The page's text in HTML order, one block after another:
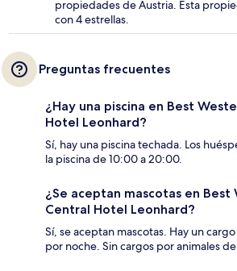
propiedades de Austria. Esta
con 4 estrellas.
Preguntas frecuentes
¿Hay una piscina en Best
Hotel Leonhard?
Sí, hay una piscina techada. Los
la piscina de 10:00 a 20:00.
¿Se aceptan mascotas en Best
Central Hotel Leonhard?
Sí, se aceptan mascotas. Hay un
por noche. Sin cargos por animales